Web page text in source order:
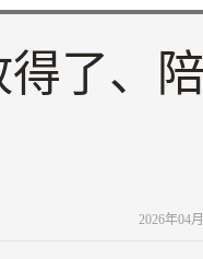
了、
2026年04